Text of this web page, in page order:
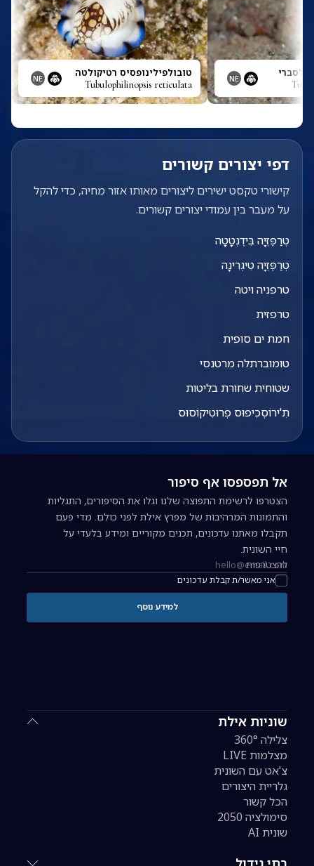
NE טובולפילינופסיס רטיקולטה
Tubulophilinopsis reticulata
NE
דפי יצורים קשורים
קישורי טקסט ישירים ליצורים מאותו אזור מחיה, כדי להקל
על מעבר בין עמודי יצורים קשורים.
טְרַפֶּזְיָה בִּידֶנְטָטָה
טְרַפֶּזְיָה טִיגְרִינָה
טרפניה ויטה
טרפזית
חמת ים סופית
טומוברתלה מרטנסי
שטוחית שחורת בליטות
תִ'ירוֹסְכִיפוּס פְרוּטִיקוֹסוּס
שוניות אילת
צלילה 360°
מצלמות LIVE
צ'אט עם השונית
גלריית היצורים
הכל קשור
סימולציה 2050
שונית AI
אל תפספסו אף סיפור
הצטרפו לרשימת התפוצה שלנו וגלו את הסיפורים, התגליות
והתמונות המרהיבות של מפרץ אילת לפני כולם. מדי פעם
תקבלו מאתנו עדכונים, תכנים מקוריים ומידע בלעדי על
חיי השונית.
כתובת אימייל להרשמה לניוזלטר
אני מאשר/ת קבלת עדכונים
להצטרפות
למידע נוסף